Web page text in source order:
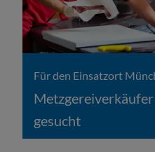
Für den Einsatzort
gesucht